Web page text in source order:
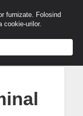
furnizate. Folosind
cookie-urilor.